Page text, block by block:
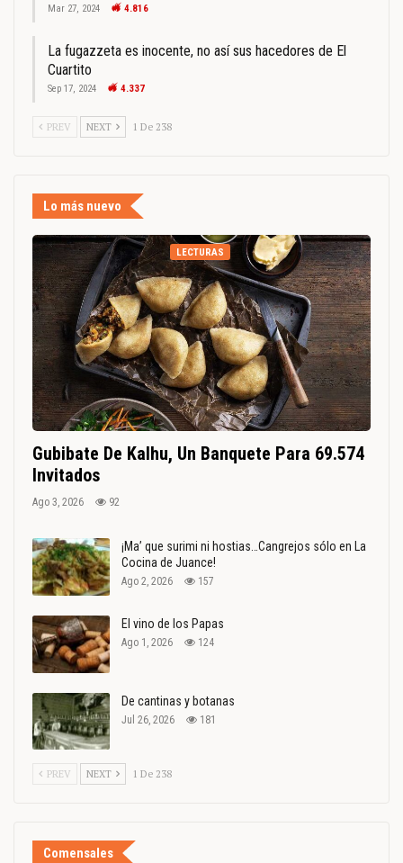
Mar 27, 2024 4.816
La fugazzeta es inocente, no así sus hacedores de El
Cuartito
Sep 17, 2024 4.337
PREV NEXT 1 De 238
Lo más nuevo
LECTURAS
Gubibate De Kalhu, Un Banquete Para 69.574
Invitados
Ago 3, 2026 92
¡Ma’ que surimi ni hostias…Cangrejos sólo en La
Cocina de Juance!
Ago 2, 2026 157
El vino de los Papas
Ago 1, 2026 124
De cantinas y botanas
Jul 26, 2026 181
PREV NEXT 1 De 238
Comensales